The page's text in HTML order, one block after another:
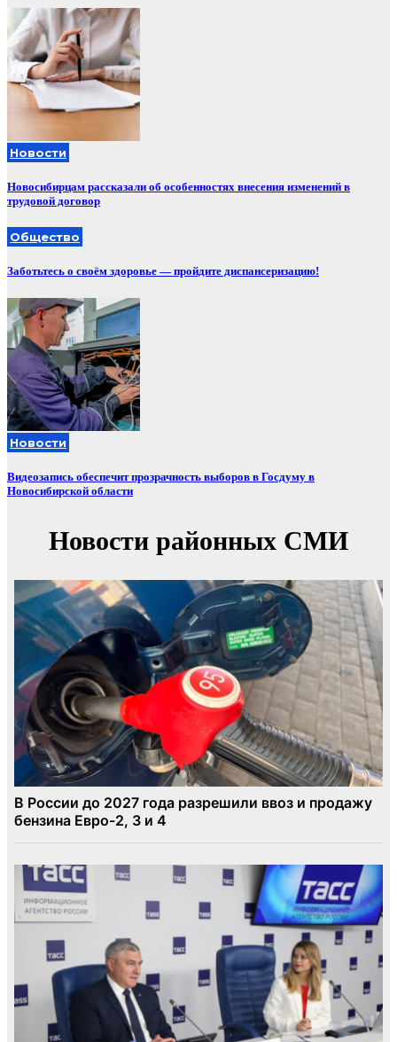
Новости
Новосибирцам рассказали об особенностях внесения изменений в
трудовой договор
Общество
Заботьтесь о своём здоровье — пройдите диспансеризацию!
Новости
Видеозапись обеспечит прозрачность выборов в Госдуму в
Новосибирской области